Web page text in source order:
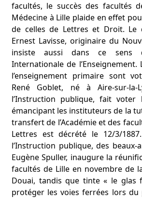
facultés, le succès des facultés
Médecine à Lille plaide en effet
de celles de Lettres et Droit. Le
Ernest Lavisse, originaire du
insiste aussi dans ce sens
Internationale de l’Enseignement.
l’enseignement primaire sont
René Goblet, né à Aire-sur-la-
l’Instruction publique, fait voter
émancipant les instituteurs de la
transfert de l’Académie et des
Lettres est décrété le 12/3/
l’Instruction publique, des beaux-
Eugène Spuller, inaugure la
facultés de Lille en novembre de
Douai, tandis que tinte « le glas
protéger les voies ferrées lors du